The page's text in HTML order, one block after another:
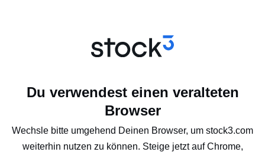
Du verwendest einen veralteten
Browser
Wechsle bitte umgehend Deinen Browser, um stock3.com
weiterhin nutzen zu können. Steige jetzt auf Chrome,